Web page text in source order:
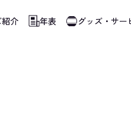
介 年表 グッズ・サー
わらないページは、ブラウザの翻訳